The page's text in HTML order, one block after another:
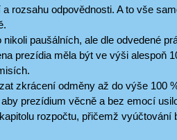
rozsahu odpovědnosti. A to vše
paušálních, ale dle odvedené
prezídia měla být ve výši alespoň
zkrácení odměny až do výše 100
prezídium věcně a bez emocí
rozpočtu, přičemž vyúčtování